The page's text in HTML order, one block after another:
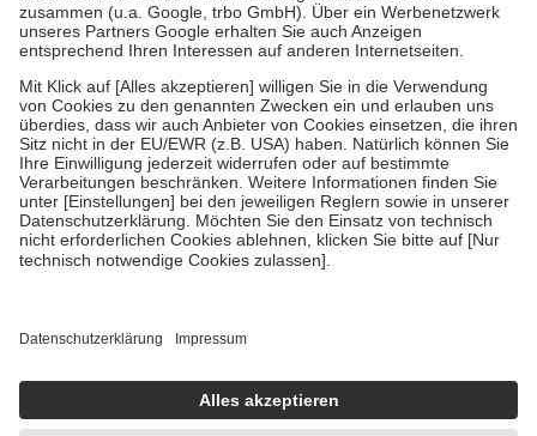
Verordnung.
Um das Engagement der Versicherten für ihre eigene Gesundheit zu
stärken und die besondere Stellung der Familie zu unterstützen,
fallenkeine Zuzahlungenan bei:
• Kindern und Jugendlichen bis zum vollendeten 18. Lebensjahr
mit Ausnahme der Fahrkosten
• Untersuchungen zur Vorsorge und Früherkennung, die von der
GKV getragen werden
• empfohlenen Schutzimpfungen
• Harn- und Blutteststreifen
getroffen, um sicherzustellen, dass es sich um echte Bewertungen
https://help.etrusted.com/hc/de/articles/4419944605341
Einige Bilder und Inhalte wurden unter Zuhilfenahme künstlicher